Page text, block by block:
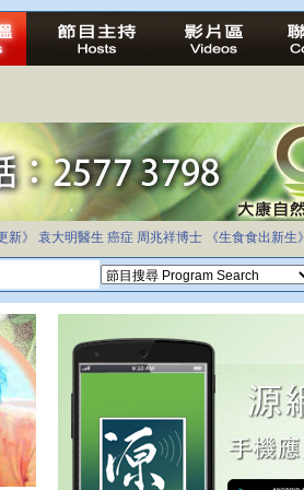
新》 袁大明醫生 癌症 周兆祥博士 《生食食出新生》